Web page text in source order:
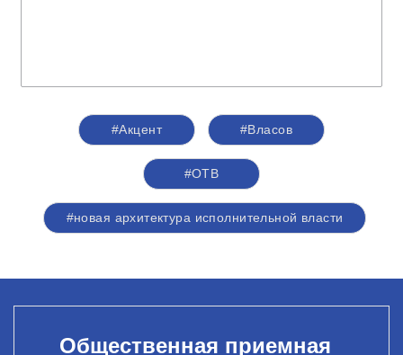
#Акцент #Власов
#ОТВ
#новая архитектура исполнительной власти
Общественная приемная